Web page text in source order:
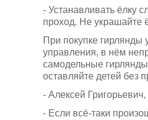
- Устанавливать ёлку
проход. Не украшайте
При покупке гирлянды
управления, в нём
самодельные
оставляйте детей без
- Алексей
- Если всё-таки